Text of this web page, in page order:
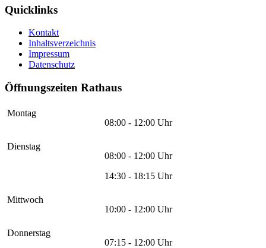
Quicklinks
Kontakt
Inhaltsverzeichnis
Impressum
Datenschutz
Öffnungszeiten Rathaus
Montag
08:00 - 12:00 Uhr
Dienstag
08:00 - 12:00 Uhr
14:30 - 18:15 Uhr
Mittwoch
10:00 - 12:00 Uhr
Donnerstag
07:15 - 12:00 Uhr